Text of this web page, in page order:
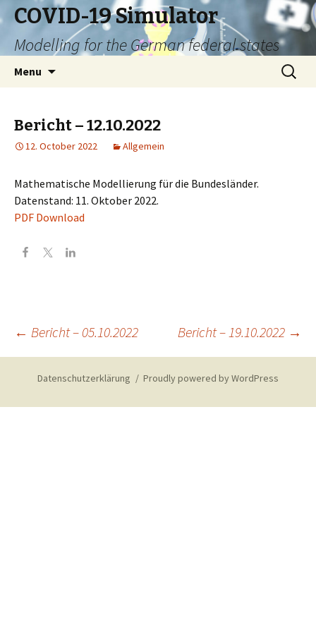
COVID-19 Simulator
Modelling for the German federal states
Menu
Search
for:
Bericht – 12.10.2022
12. October 2022 Allgemein
Mathematische Modellierung für die Bundesländer.
Datenstand: 11. Oktober 2022.
PDF Download
Post
navigation
← Bericht – 05.10.2022 Bericht – 19.10.2022 →
Datenschutzerklärung Proudly powered by WordPress